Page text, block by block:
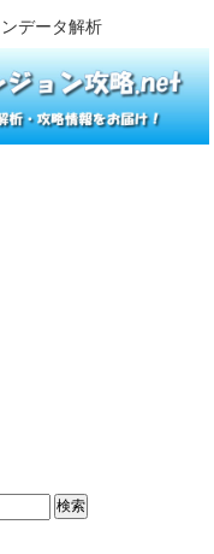
データ解析